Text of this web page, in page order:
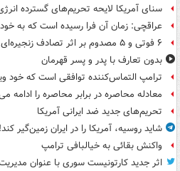
سنای آمریکا لایحه تحریم‌های گسترده
عراقچی: زمان آن فرا رسیده است که به
۶ فوتی و ۵ مصدوم بر اثر تصادف زنجیره‌ای
بدون تعارف با پدر و پسر قهرمان
ترامپ التماس‌کننده توافقی است که خود
معادله محاصره در برابر محاصره را ادامه
تحریم‌های جدید ضد ایرانی آمریکا
شاید روسیه، آمریکا را در ایران زمین‌گیر کند!
واکنش بقائی به خیالبافی ترامپ
اثر جدید کارتونیست سوری با عنوان